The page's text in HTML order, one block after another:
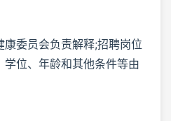
委员会负责解释;招聘岗位
位、年龄和其他条件等由